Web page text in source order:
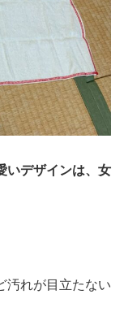
いデザインは、女
汚れが目立たない